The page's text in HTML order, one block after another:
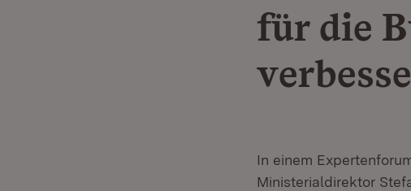
für die
In einem
Ministerialdirektor